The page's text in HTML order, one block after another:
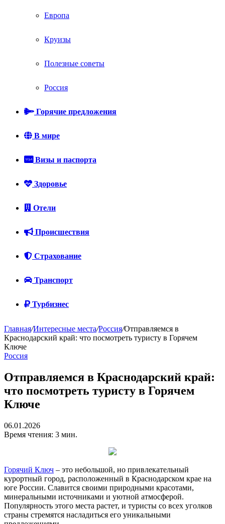
Европа
Круизы
Полезные советы
Россия
Горячие предложения
В мире
Визы и паспорта
Здоровье
Отели
Происшествия
Страхование
Транспорт
Турбизнес
Главная/Интересные места/Россия/Отправляемся в
Краснодарский край: что посмотреть туристу в Горячем
Ключе
Россия
Отправляемся в Краснодарский край:
что посмотреть туристу в Горячем
Ключе
06.01.2026
Время чтения: 3 мин.
Горячий Ключ – это небольшой, но привлекательный
курортный город, расположенный в Краснодарском крае на
юге России. Славится своими природными красотами,
минеральными источниками и уютной атмосферой.
Популярность этого места растет, и туристы со всех уголков
страны стремятся насладиться его уникальными